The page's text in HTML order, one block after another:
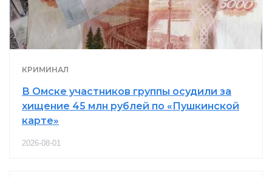
КРИМИНАЛ
В Омске участников группы осудили за
хищение 45 млн рублей по «Пушкинской
карте»
2026-08-01